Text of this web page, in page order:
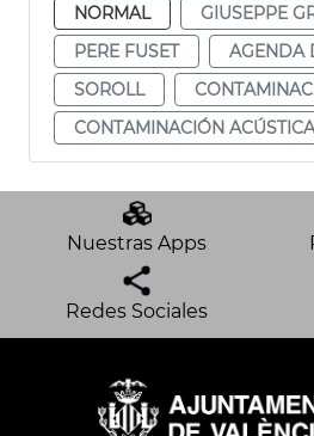
NORMAL
GIUSEPPE
PERE FUSET
AGENDA
SOROLL
CONTAMINACIÓN ACÚSTICA
Nuestras Apps
Redes Sociales